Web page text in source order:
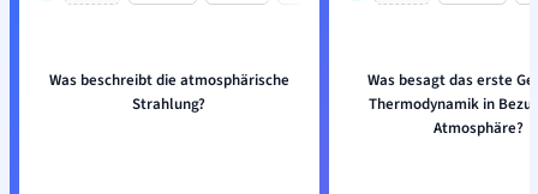
Was beschreibt die atmosphärische
Strahlung?
Was besagt das erste
Thermodynamik in
Atmosphäre?